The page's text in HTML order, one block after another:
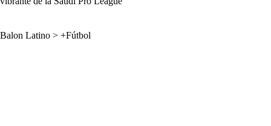
Balon Latino > +Fútbol